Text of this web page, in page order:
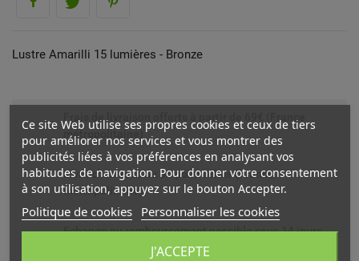
Lustre Amarilli 15 lumières - Bronze
Frais de livraison offerts à partir de 69€ (France
métropolitaine)
Livré chez vous ou en point relais (France
métropolitaine)
Echange ou remboursement possible sous 14 jours
Ce site Web utilise ses propres cookies et ceux de tiers
pour améliorer nos services et vous montrer des
publicités liées à vos préférences en analysant vos
habitudes de navigation. Pour donner votre consentement
à son utilisation, appuyez sur le bouton Accepter.
Politique de cookies Personnaliser les cookies
J'ACCEPTE